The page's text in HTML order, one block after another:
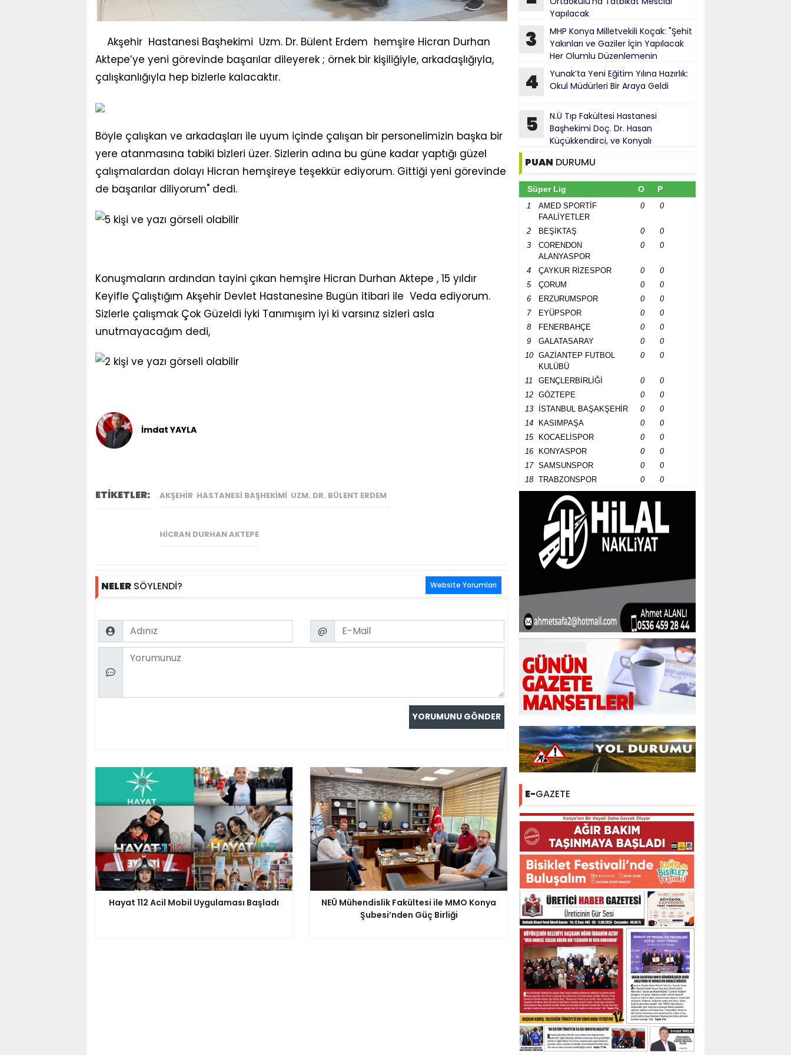
Akşehir Hastanesi Başhekimi Uzm. Dr. Bülent Erdem hemşire Hicran Durhan
Aktepe’ye yeni görevinde başarılar dileyerek ; örnek bir kişiliğiyle, arkadaşlığıyla,
çalışkanlığıyla hep bizlerle kalacaktır.
Böyle çalışkan ve arkadaşları ile uyum içinde çalışan bir personelimizin başka bir
yere atanmasına tabiki bizleri üzer. Sizlerin adına bu güne kadar yaptığı güzel
çalışmalardan dolayı Hicran hemşireye teşekkür ediyorum. Gittiği yeni görevinde
de başarılar diliyorum" dedi.
Konuşmaların ardından tayini çıkan hemşire Hicran Durhan Aktepe , 15 yıldır
Keyifle Çalıştığım Akşehir Devlet Hastanesine Bugün itibari ile Veda ediyorum.
Sizlerle çalışmak Çok Güzeldi İyki Tanımışım iyi ki varsınız sizleri asla
unutmayacağım dedi,
İmdat YAYLA
ETİKETLER: AKŞEHIR HASTANESI BAŞHEKIMI UZM. DR. BÜLENT ERDEM
HICRAN DURHAN AKTEPE
NELER SÖYLENDİ? Website Yorumları
Name Email
@
Comment
Hayat 112 Acil Mobil Uygulaması Başladı
NEÜ Mühendislik Fakültesi ile MMO Konya
Şubesi’nden Güç Birliği
Yapılacak
3
MHP Konya Milletvekili Koçak: "Şehit
Yakınları ve Gaziler İçin Yapılacak
Her Olumlu Düzenlemenin
Yanındayız"
4
Yunak’ta Yeni Eğitim Yılına Hazırlık:
Okul Müdürleri Bir Araya Geldi
5
N.Ü Tıp Fakültesi Hastanesi
Başhekimi Doç. Dr. Hasan
Küçükkendirci, ve Konyalı
bürokratlar, Konya Cumhuriyet Başsavcısı
Mehmet Uzun’a hayırlı olsun ziyareti
PUAN DURUMU
Süper Lig O P
1
AMED SPORTİF
FAALİYETLER
0 0
2 BEŞİKTAŞ 0
0
3
CORENDON
ALANYASPOR
0 0
4 ÇAYKUR RİZESPOR 0
0
5
ÇORUM 0
0
6
ERZURUMSPOR 0
0
7
EYÜPSPOR 0
0
8
FENERBAHÇE 0
0
9
GALATASARAY 0
0
10
GAZİANTEP FUTBOL
KULÜBÜ
0 0
11 GENÇLERBİRLİĞİ 0
0
12
GÖZTEPE 0
0
13
İSTANBUL BAŞAKŞEHİR 0
0
14
KASIMPAŞA 0
0
15
KOCAELİSPOR 0
0
16
KONYASPOR 0
0
17
SAMSUNSPOR 0
0
18
TRABZONSPOR 0 0
E-GAZETE